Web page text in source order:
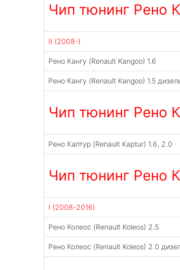
Чип тюнинг Рено
II (2008-)
Рено Кангу (Renault Kangoo) 1.6
Рено Кангу (Renault Kangoo) 1.5
Чип тюнинг Рено
Рено Каптур (Renault Kaptur) 1.6, 2.0
Чип тюнинг Рено
I (2008-2016)
Рено Колеос (Renault Koleos) 2.5
Рено Колеос (Renault Koleos) 2.0